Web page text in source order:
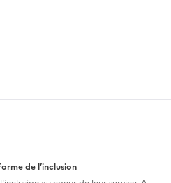
de l’inclusion